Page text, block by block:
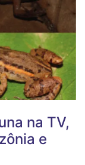
na TV,
e